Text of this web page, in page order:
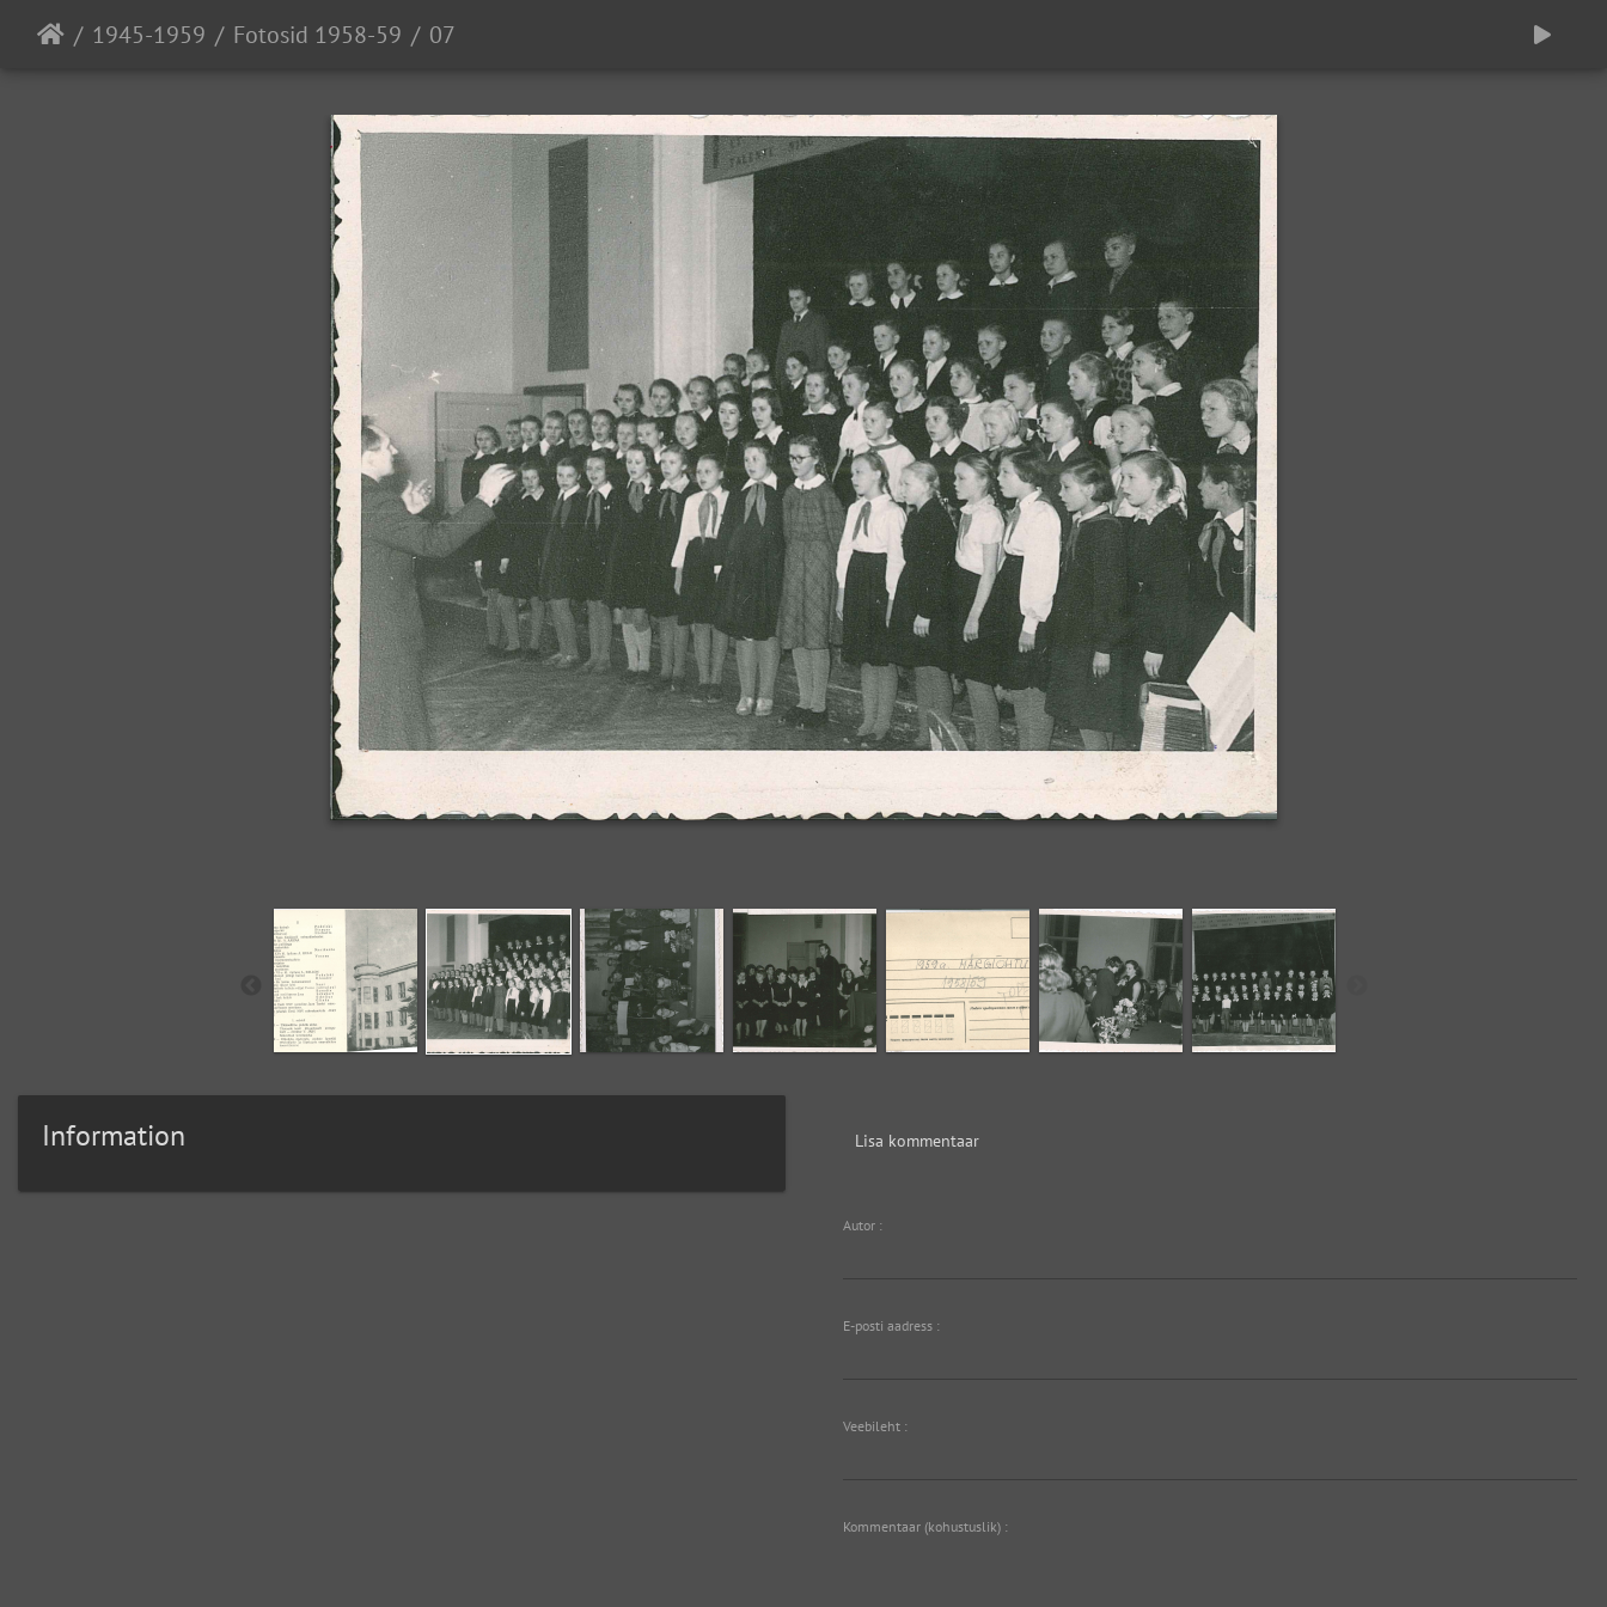
1945-1959 Fotosid 1958-59 07
Information Lisa kommentaar
Autor :
E-posti aadress :
Veebileht :
Kommentaar (kohustuslik) :